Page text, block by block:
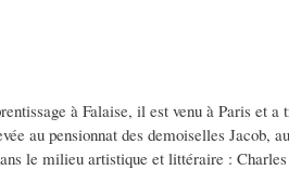
à Falaise, il est venu à Paris et
au pensionnat des demoiselles Jacob,
le milieu artistique et littéraire :